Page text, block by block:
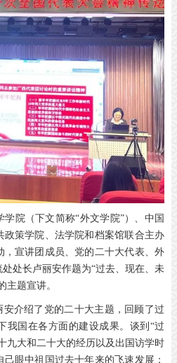
学院（下文简称“外文学院”）、中国
政策学院、法学院和档案馆联合主办
，宣讲团成员、党的二十大代表、外
处长卢丽安作题为“过去、现在、未
题宣讲。
安介绍了党的二十大主题，回顾了过
我国在各方面的建设成果。谈到“过
九大和二十大的经历以及出国访学时
眼中祖国过去十年来的飞速发展；